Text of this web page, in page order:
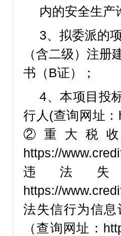
内的安全生产
3、 拟委派的
（含二级）注
书（ B证）；
4、本项目投
行人(查询网址
②重大税
https://
违法
https://
法失信行为信
（查询网址：